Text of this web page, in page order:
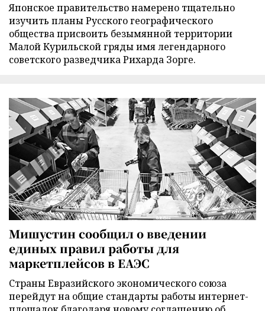
Японское правительство намерено тщательно
изучить планы Русского географического
общества присвоить безымянной территории
Малой Курильской гряды имя легендарного
советского разведчика Рихарда Зорге.
Мишустин сообщил о введении
единых правил работы для
маркетплейсов в ЕАЭС
Страны Евразийского экономического союза
перейдут на общие стандарты работы интернет-